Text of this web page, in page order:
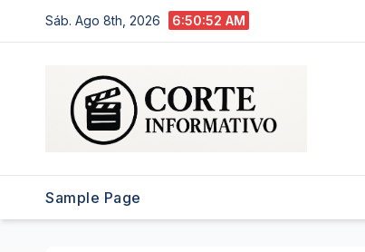
al
Sáb. Ago 8th, 2026 6:50:53 AM
Sample Page